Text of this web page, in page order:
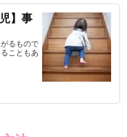
】事
るもので
こともあ